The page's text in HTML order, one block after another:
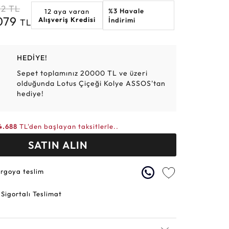
Elmas Bilezikler
Altın Tesbihler
Altın Hasır Setler
Violet Burç
TL
TL
12 aya varan
Alışveriş Kredisi
%3 Havale
İndirimi
HEDİYE!
Sepet toplamınız 20000 TL ve üzeri
olduğunda Lotus Çiçeği Kolye ASSOS'tan
hediye!
TL'den başlayan taksitlerle..
SATIN ALIN
teslim
Teslimat